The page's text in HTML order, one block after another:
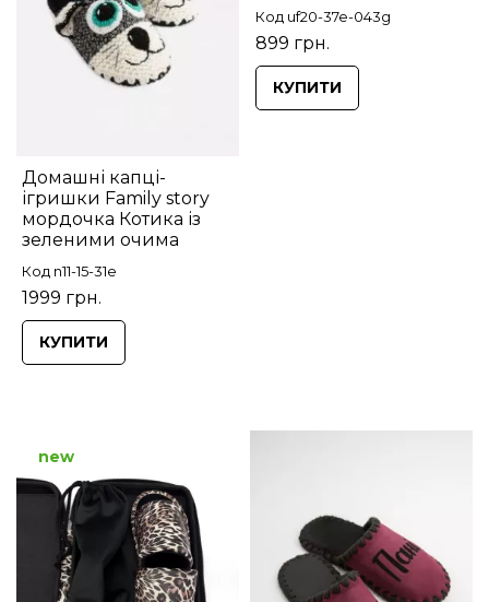
Домашні капці-
ігришки Family story
мордочка Котика із
зеленими очима
Код n11-15-31e
1999 грн.
КУПИТИ
Код uf20-37e-043g
899 грн.
КУПИТИ
new